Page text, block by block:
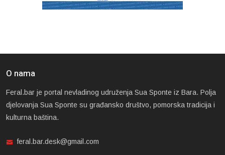
O nama
Feral.bar je portal nevladinog udruženja Sua Sponte iz Bara. Polja
djelovanja Sua Sponte su građansko društvo, pomorska tradicija i
kulturna baština.
feral.bar.desk@gmail.com